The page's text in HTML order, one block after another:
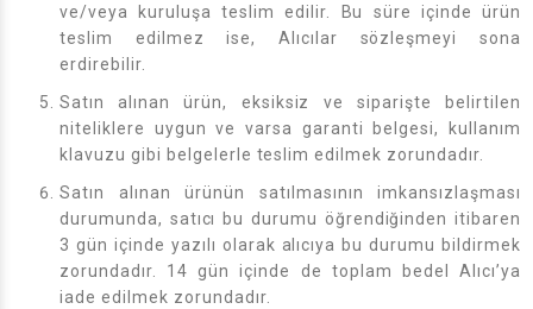
ve/veya kuruluşa teslim edilir. Bu süre içinde ürün
teslim edilmez ise, Alıcılar sözleşmeyi sona
erdirebilir.
Satın alınan ürün, eksiksiz ve siparişte belirtilen
niteliklere uygun ve varsa garanti belgesi, kullanım
klavuzu gibi belgelerle teslim edilmek zorundadır.
Satın alınan ürünün satılmasının imkansızlaşması
durumunda, satıcı bu durumu öğrendiğinden itibaren
3 gün içinde yazılı olarak alıcıya bu durumu bildirmek
zorundadır. 14 gün içinde de toplam bedel Alıcı’ya
iade edilmek zorundadır.